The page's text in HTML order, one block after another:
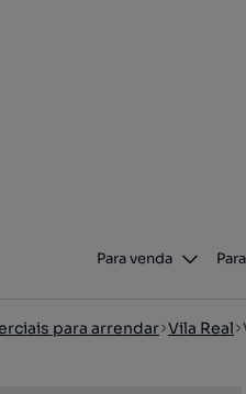
Para venda
para arrendar Vila Real